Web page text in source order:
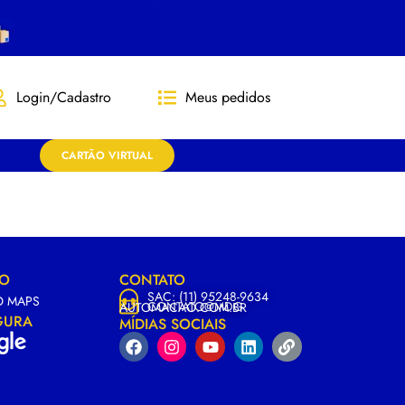
Login/Cadastro Meus pedidos
CARTÃO VIRTUAL
MAPS
CONTATO
SAC: (11) 95248-9634
CONTATO@MDG
AUTOMACAO.COM.BR
MÍDIAS SOCIAIS